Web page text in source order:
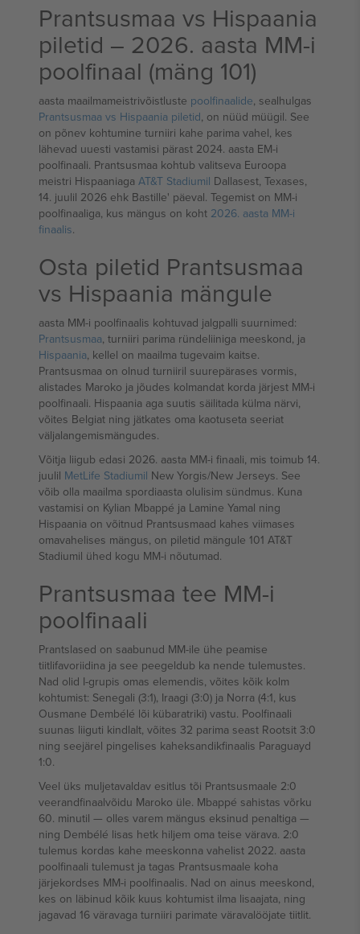
Prantsusmaa vs Hispaania
piletid – 2026. aasta MM-i
poolfinaal (mäng 101)
aasta maailmameistrivõistluste poolfinaalide, sealhulgas
Prantsusmaa vs Hispaania piletid, on nüüd müügil. See
on põnev kohtumine turniiri kahe parima vahel, kes
lähevad uuesti vastamisi pärast 2024. aasta EM-i
poolfinaali. Prantsusmaa kohtub valitseva Euroopa
meistri Hispaaniaga AT&T Stadiumil Dallasest, Texases,
14. juulil 2026 ehk Bastille' päeval. Tegemist on MM-i
poolfinaaliga, kus mängus on koht 2026. aasta MM-i
finaalis.
Osta piletid Prantsusmaa
vs Hispaania mängule
aasta MM-i poolfinaalis kohtuvad jalgpalli suurnimed:
Prantsusmaa, turniiri parima ründeliiniga meeskond, ja
Hispaania, kellel on maailma tugevaim kaitse.
Prantsusmaa on olnud turniiril suurepärases vormis,
alistades Maroko ja jõudes kolmandat korda järjest MM-i
poolfinaali. Hispaania aga suutis säilitada külma närvi,
võites Belgiat ning jätkates oma kaotuseta seeriat
väljalangemismängudes.
Võitja liigub edasi 2026. aasta MM-i finaali, mis toimub 14.
juulil MetLife Stadiumil New Yorgis/New Jerseys. See
võib olla maailma spordiaasta olulisim sündmus. Kuna
vastamisi on Kylian Mbappé ja Lamine Yamal ning
Hispaania on võitnud Prantsusmaad kahes viimases
omavahelises mängus, on piletid mängule 101 AT&T
Stadiumil ühed kogu MM-i nõutumad.
Prantsusmaa tee MM-i
poolfinaali
Prantslased on saabunud MM-ile ühe peamise
tiitlifavoriidina ja see peegeldub ka nende tulemustes.
Nad olid I-grupis omas elemendis, võites kõik kolm
kohtumist: Senegali (3:1), Iraagi (3:0) ja Norra (4:1, kus
Ousmane Dembélé lõi kübaratriki) vastu. Poolfinaali
suunas liiguti kindlalt, võites 32 parima seast Rootsit 3:0
ning seejärel pingelises kaheksandikfinaalis Paraguayd
1:0.
Veel üks muljetavaldav esitlus tõi Prantsusmaale 2:0
veerandfinaalvõidu Maroko üle. Mbappé sahistas võrku
60. minutil — olles varem mängus eksinud penaltiga —
ning Dembélé lisas hetk hiljem oma teise värava. 2:0
tulemus kordas kahe meeskonna vahelist 2022. aasta
poolfinaali tulemust ja tagas Prantsusmaale koha
järjekordses MM-i poolfinaalis. Nad on ainus meeskond,
kes on läbinud kõik kuus kohtumist ilma lisaajata, ning
jagavad 16 väravaga turniiri parimate väravalööjate tiitlit.